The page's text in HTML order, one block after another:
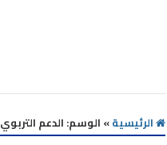
الرئيسية» الوسم: الدعم التربوي